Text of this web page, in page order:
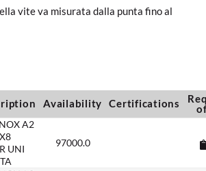
vite va misurata dalla punta fino al
Availability Certifications
A2
UNI
97000.0